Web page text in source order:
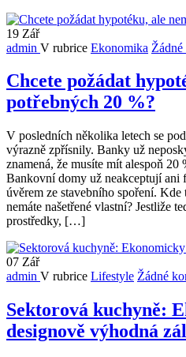
19 Zář
admin V rubrice Ekonomika Žádné
Chcete požádat
potřebných 20 %?
V posledních několika letech se
výrazně zpřísnily. Banky už
znamená, že musíte mít alespoň 20
Bankovní domy už neakceptují ani
úvěrem ze stavebního spoření.
nemáte našetřené vlastní? Jestliže
prostředky, […]
07 Zář
admin V rubrice Lifestyle Žádné
Sektorová kuchyně:
designově výhodná